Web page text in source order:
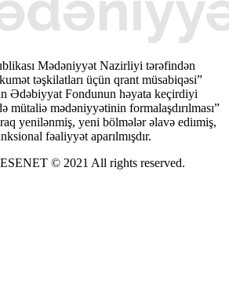
Mədəniyyət Nazirliyi tərəfindən
təşkilatları üçün qrant müsabiqəsi”
Ədəbiyyat Fondunun həyata keçirdiyi
mütaliə mədəniyyətinin formalaşdırılması”
yenilənmiş, yeni bölmələr əlavə ediımiş,
fəaliyyət aparılmışdır.
© 2021 All rights reserved.